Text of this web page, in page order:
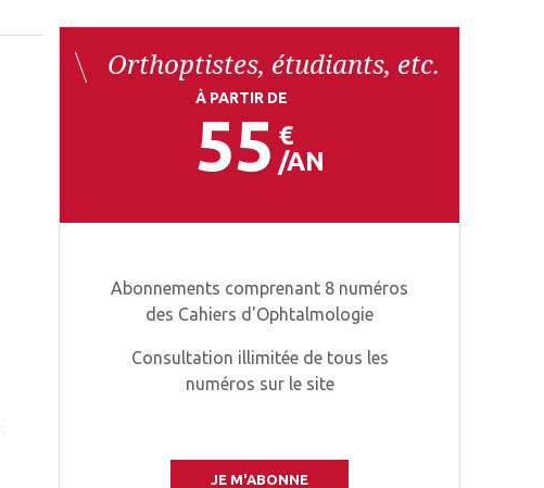
Orthoptistes, étudiants, etc.
À PARTIR DE
55 €
AN
Abonnements comprenant 8 numéros
des Cahiers d'Ophtalmologie
Consultation illimitée de tous les
numéros sur le site
JE M'ABONNE